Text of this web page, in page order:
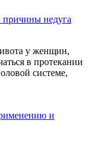
недуга
у женщин,
в протекании
системе,
и